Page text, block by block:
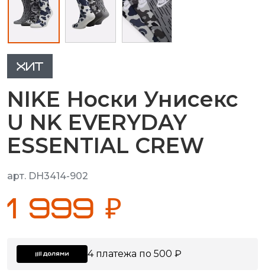
ХИТ
NIKE Носки Унисекс
U NK EVERYDAY
ESSENTIAL CREW
арт. DH3414-902
1 999 ₽
4 платежа по 500 ₽